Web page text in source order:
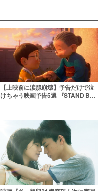
【上映前に涙腺崩壊】予告だけで泣
けちゃう映画予告5選 『STAND BY